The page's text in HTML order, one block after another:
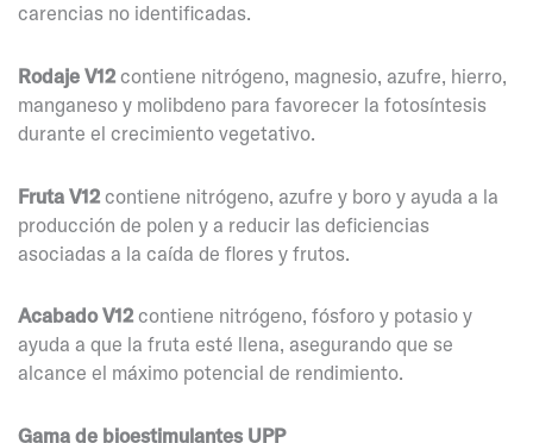
carencias no identificadas.
Rodaje V12 contiene nitrógeno, magnesio, azufre, hierro,
manganeso y molibdeno para favorecer la fotosíntesis
durante el crecimiento vegetativo.
Fruta V12 contiene nitrógeno, azufre y boro y ayuda a la
producción de polen y a reducir las deficiencias
asociadas a la caída de flores y frutos.
Acabado V12 contiene nitrógeno, fósforo y potasio y
ayuda a que la fruta esté llena, asegurando que se
alcance el máximo potencial de rendimiento.
Gama de bioestimulantes UPP